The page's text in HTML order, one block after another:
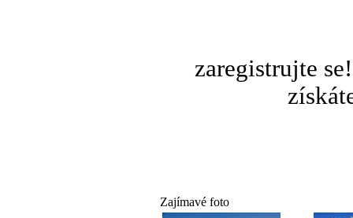
zaregistrujte
Zajímavé foto